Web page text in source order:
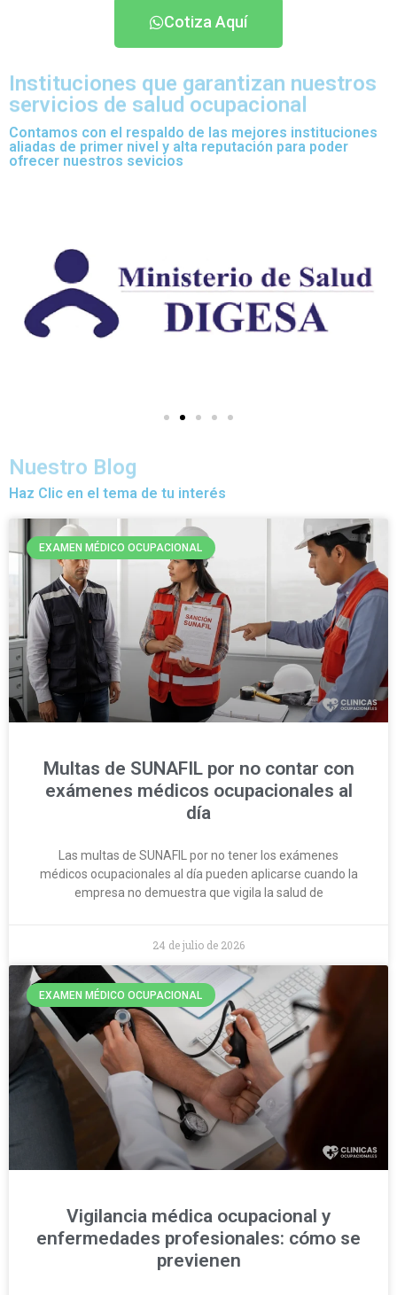
Cotiza Aquí
Instituciones que garantizan nuestros
servicios de salud ocupacional
Contamos con el respaldo de las mejores instituciones
aliadas de primer nivel y alta reputación para poder
ofrecer nuestros sevicios
Nuestro Blog
Haz Clic en el tema de tu interés
EXAMEN MÉDICO OCUPACIONAL
Multas de SUNAFIL por no contar con
exámenes médicos ocupacionales al
día
Las multas de SUNAFIL por no tener los exámenes
médicos ocupacionales al día pueden aplicarse cuando la
empresa no demuestra que vigila la salud de
24 de julio de 2026
EXAMEN MÉDICO OCUPACIONAL
Vigilancia médica ocupacional y
enfermedades profesionales: cómo se
previenen